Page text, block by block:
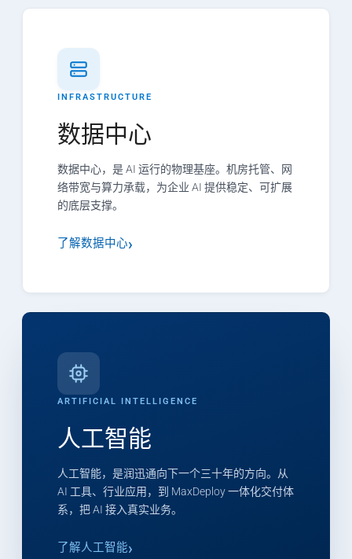
INFRASTRUCTURE
数据中心
数据中心，是 AI 运行的物理基座。机房托管、网
络带宽与算力承载，为企业 AI 提供稳定、可扩展
的底层支撑。
了解数据中心
ARTIFICIAL INTELLIGENCE
人工智能
人工智能，是润迅通向下一个三十年的方向。从
AI 工具、行业应用，到 MaxDeploy 一体化交付体
系，把 AI 接入真实业务。
了解人工智能